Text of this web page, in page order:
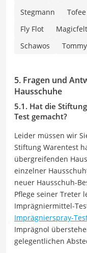
Stegmann Tofee
Fly Flot
Magicfelt
Schawos
5. Fragen und
Hausschuhe
5.1. Hat die
Test gemacht?
Leider müssen wir
Stiftung Warentest
übergreifenden
einzelner
neuer Hausschuh-
Pflege seiner Treter
Imprägniermittel-
Imprägnierspray-
Imprägnol
gelegentlichen